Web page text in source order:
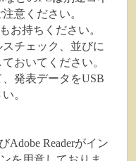
意ください。
お持ちください。
チェック、並びに
おいてください。
発表データをUSB
。
Adobe Readerがイン